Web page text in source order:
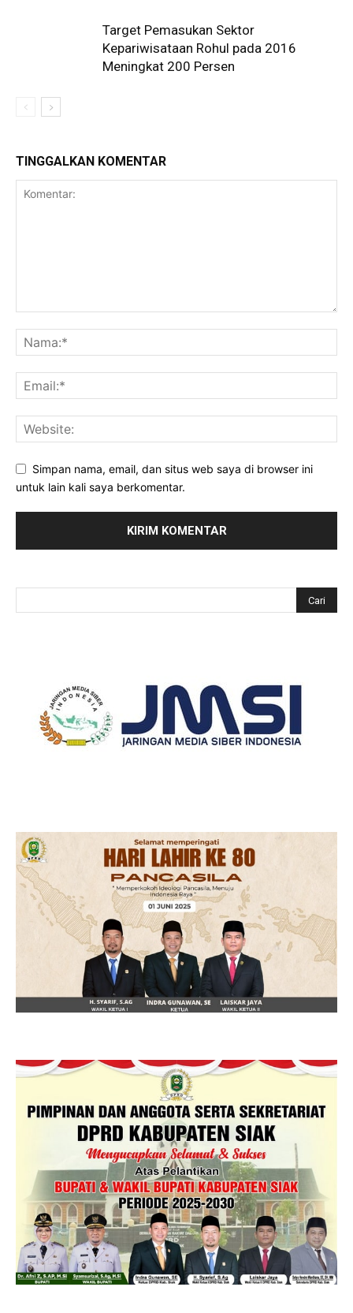
Target Pemasukan Sektor
Kepariwisataan Rohul pada 2016
Meningkat 200 Persen
TINGGALKAN KOMENTAR
Simpan nama, email, dan situs web saya di browser ini
untuk lain kali saya berkomentar.